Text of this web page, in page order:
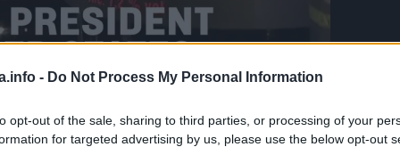
- Do Not Process My Personal Information
opt-out of the sale, sharing to third parties, or processing of your
for targeted advertising by us, please use the below opt-out
previde očigledne znake upozorenja, jer ih podsvjesno